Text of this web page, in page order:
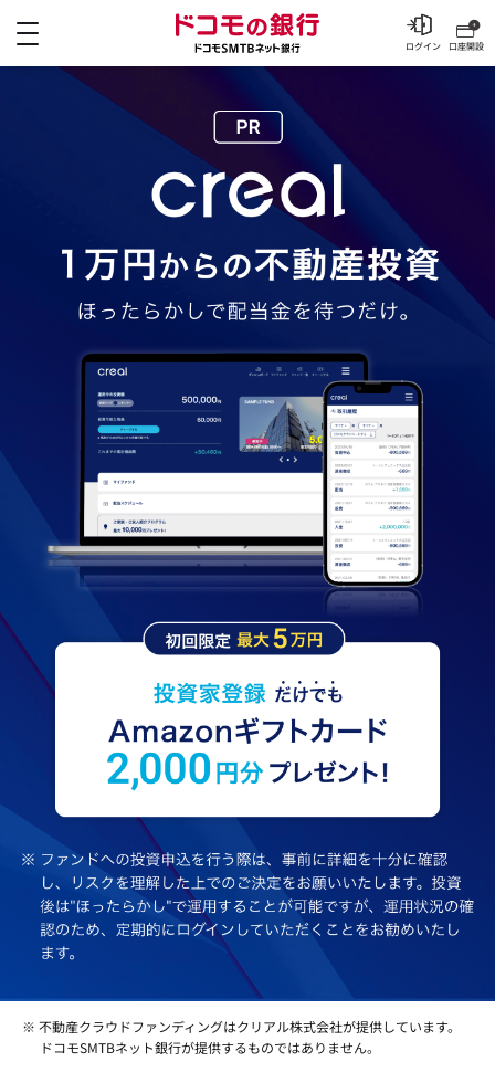
ドコモの銀行 ドコモ
口座開設
ログイン
※ 不動産クラウドファンディングはクリアル株式会社が提供しています。
ドコモSMTBネット銀行が提供するものではありません。